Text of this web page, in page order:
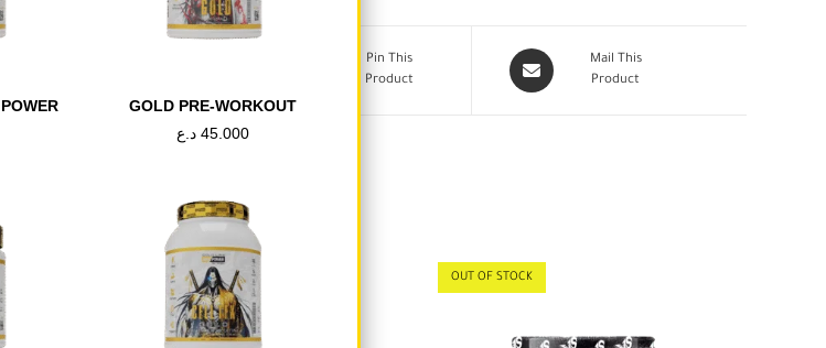
Pin This
Product
Mail This
Product
OUT OF STOCK OUT OF STOCK
GOLD PRE-WORKOUT
45.000 د.ع